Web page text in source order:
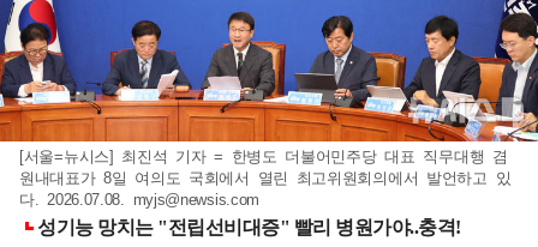
[서울=뉴시스] 최진석 기자 = 한병도 더불어민주당 대표 직무대행 겸
원내대표가 8일 여의도 국회에서 열린 최고위원회의에서 발언하고 있
다. 2026.07.08. myjs@newsis.com